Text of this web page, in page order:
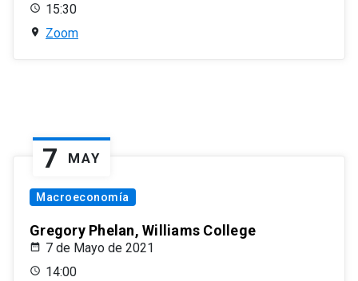
15:30
Zoom
7 MAY
Macroeconomía
Gregory Phelan, Williams College
7 de Mayo de 2021
14:00